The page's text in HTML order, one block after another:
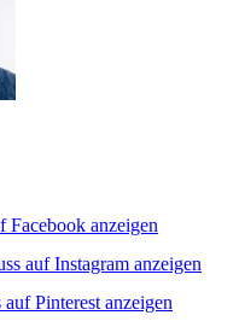
anzeigen
auf Instagram anzeigen
Pinterest anzeigen